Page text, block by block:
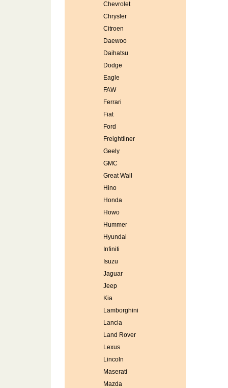
Chevrolet
Chrysler
Citroen
Daewoo
Daihatsu
Dodge
Eagle
FAW
Ferrari
Fiat
Ford
Freightliner
Geely
GMC
Great Wall
Hino
Honda
Howo
Hummer
Hyundai
Infiniti
Isuzu
Jaguar
Jeep
Kia
Lamborghini
Lancia
Land Rover
Lexus
Lincoln
Maserati
Mazda